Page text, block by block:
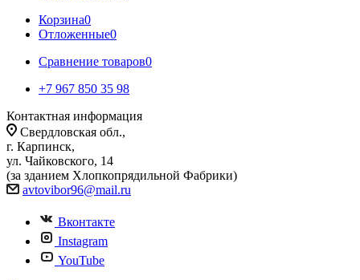
Корзина0
Отложенные0
Сравнение товаров0
+7 967 850 35 98
Контактная информация
Свердловская обл.,
г. Карпинск,
ул. Чайковского, 14
(за зданием Хлопкопрядильной Фабрики)
avtovibor96@mail.ru
Вконтакте
Instagram
YouTube